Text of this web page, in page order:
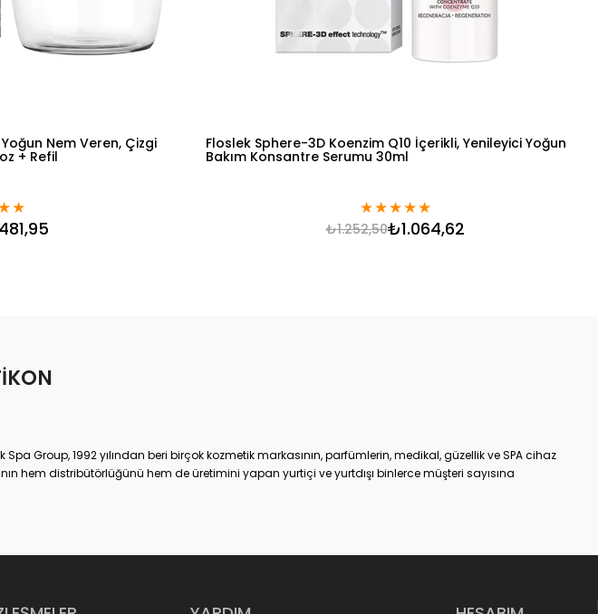
Yoğun Nem Veren, Çizgi
+ Refil
★
Floslek Sphere-3D Koenzim Q10 İçerikli, Yenileyici Yoğun
Bakım Konsantre Serumu 30ml
★★★★★
₺1.064,62
₺1.252,50
Spa Group, 1992 yılından beri birçok kozmetik markasının, parfümlerin, medikal, güzellik ve SPA cihaz
hem distribütörlüğünü hem de üretimini yapan yurtiçi ve yurtdışı binlerce müşteri sayısına